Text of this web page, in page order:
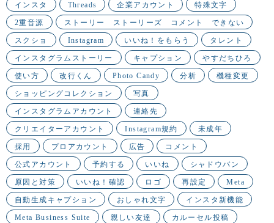
インスタ Threads 企業アカウント 特殊文字
2重音源 ストーリー ストーリーズ コメント できない
スクショ Instagram いいね！をもらう タレント
インスタグラムストーリー キャプション やすだちひろ
使い方 改行くん Photo Candy 分析 機種変更
ショッピングコレクション 写真
インスタグラムアカウント 連絡先
クリエイターアカウント Instagram規約 未成年
採用 プロアカウント 広告 コメント
公式アカウント 予約する いいね シャドウバン
原因と対策 いいね！確認 ロゴ 再設定 Meta
自動生成キャプション おしゃれ文字 インスタ新機能
Meta Business Suite 親しい友達 カルーセル投稿